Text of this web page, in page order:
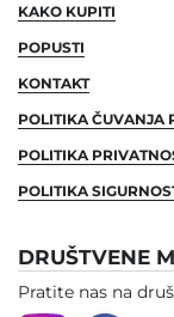
KAKO KUPITI
POPUSTI
KONTAKT
POLITIKA ČUVANJA
POLITIKA
POLITIKA
DRUŠTVENE
Pratite nas na